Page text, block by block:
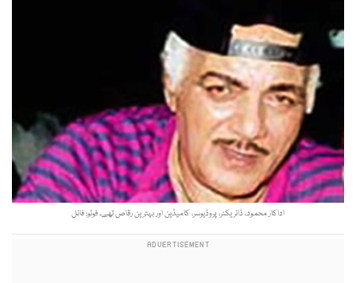
اداکار محمود، ڈائریکٹر، پروڈیوسر، کامیڈین اور بہترین رقاص تھے۔ فوٹو: فائل